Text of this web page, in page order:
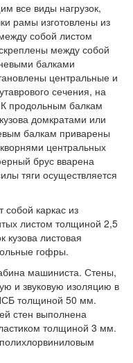
все виды нагрузок,
рамы изготовлены из
собой листом
между собой
балками
центральные и
сечения, на
продольным балкам
домкратами или
балкам приварены
центральных
брус вварена
тяги осуществляется
собой каркас из
листом толщиной 2,5
листовая
гофры.
машиниста. Стены,
и звуковую изоляцию в
толщиной 50 мм.
стен выполнена
толщиной 3 мм.